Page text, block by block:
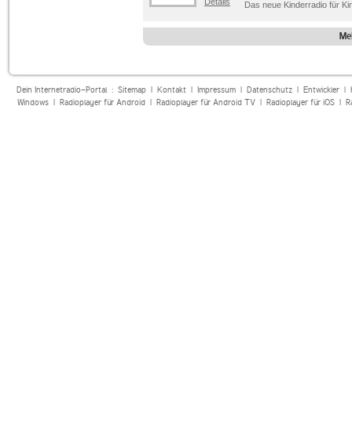
Dein Internetradio-Portal : Sitemap| Kontakt| Impressum| Datenschutz| Entwickler|
Windows| Radioplayer für Android| Radioplayer für Android TV| Radioplayer für iOS|